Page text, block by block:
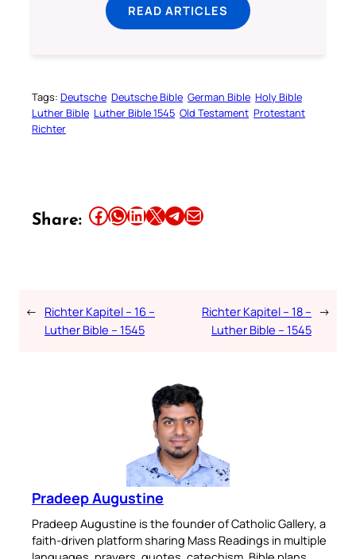
READ ARTICLES
Tags: Deutsche Deutsche Bible German Bible Holy Bible
Luther Bible Luther Bible 1545 Old Testament Protestant
Richter
Share: Share this article on Facebook Share this article on WhatsApp Share this article on LinkedIn Share this article on X Share this article on TelegramEmail this Article
← Richter Kapitel – 16 –
Luther Bible – 1545
Richter Kapitel – 18 –
Luther Bible – 1545
→
Pradeep Augustine
Pradeep Augustine is the founder of Catholic Gallery, a
faith-driven platform sharing Mass Readings in multiple